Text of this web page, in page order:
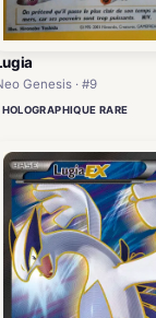
Genesis · #9
HOLOGRAPHIQUE RARE